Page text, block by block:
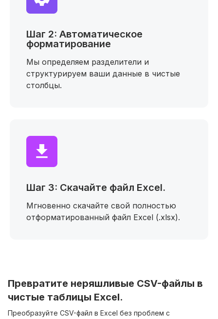
Шаг 2: Автоматическое
форматирование
Мы определяем разделители и
структурируем ваши данные в чистые
столбцы.
Шаг 3: Скачайте файл Excel.
Мгновенно скачайте свой полностью
отформатированный файл Excel (.xlsx).
Превратите неряшливые CSV-файлы в
чистые таблицы Excel.
Преобразуйте CSV-файл в Excel без проблем с